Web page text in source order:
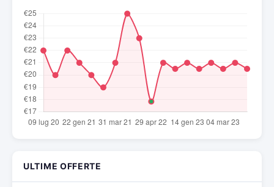
ULTIME OFFERTE